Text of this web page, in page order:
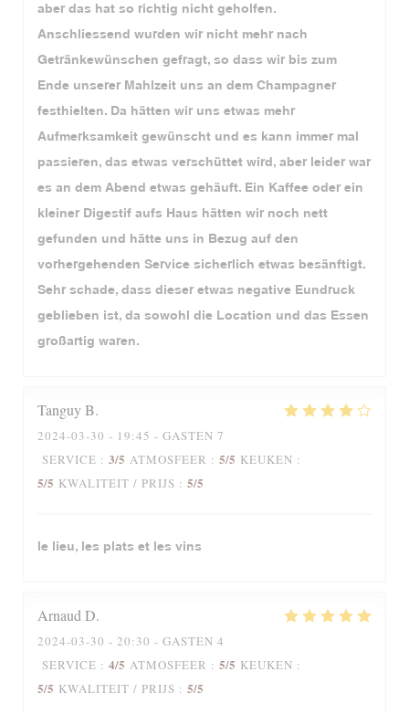
aber das hat so richtig nicht geholfen.
Anschliessend wurden wir nicht mehr nach
Getränkewünschen gefragt, so dass wir bis zum
Ende unserer Mahlzeit uns an dem Champagner
festhielten. Da hätten wir uns etwas mehr
Aufmerksamkeit gewünscht und es kann immer mal
passieren, das etwas verschüttet wird, aber leider war
es an dem Abend etwas gehäuft. Ein Kaffee oder ein
kleiner Digestif aufs Haus hätten wir noch nett
gefunden und hätte uns in Bezug auf den
vorhergehenden Service sicherlich etwas besänftigt.
Sehr schade, dass dieser etwas negative Eundruck
geblieben ist, da sowohl die Location und das Essen
großartig waren.
TanguyB
2024-03-30 - 19:45 - GASTEN 7
SERVICE : 3/5 ATMOSFEER : 5/5 KEUKEN :
5/5 KWALITEIT / PRIJS : 5/5
le lieu, les plats et les vins
ArnaudD
2024-03-30 - 20:30 - GASTEN 4
SERVICE : 4/5 ATMOSFEER : 5/5 KEUKEN :
5/5 KWALITEIT / PRIJS : 5/5